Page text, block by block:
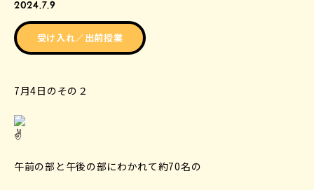
2024.7.9
受け入れ／出前授業
7月4日のその２
午前の部と午後の部にわかれて約70名の